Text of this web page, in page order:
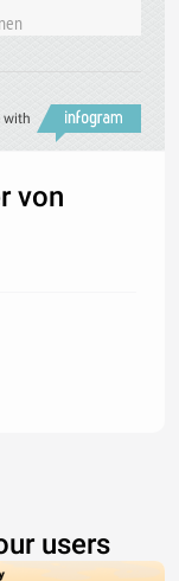
with
von
users